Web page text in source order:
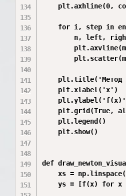
plt.axhline(0,
for i, step in
n, left,
plt.title('Метод
    plt.xlabel('x')
plt.grid(True,
    plt.legend()
    plt.show()
def
xs =
ys = [f(x) for x